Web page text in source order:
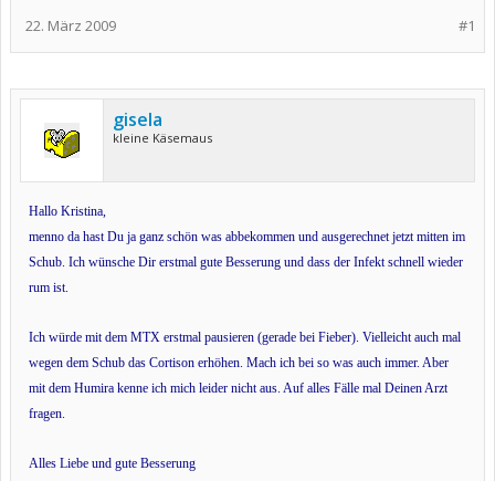
#1
22. März 2009
gisela
kleine Käsemaus
Hallo Kristina,
menno da hast Du ja ganz schön was abbekommen und ausgerechnet jetzt mitten im
Schub. Ich wünsche Dir erstmal gute Besserung und dass der Infekt schnell wieder
rum ist.
Ich würde mit dem MTX erstmal pausieren (gerade bei Fieber). Vielleicht auch mal
wegen dem Schub das Cortison erhöhen. Mach ich bei so was auch immer. Aber
mit dem Humira kenne ich mich leider nicht aus. Auf alles Fälle mal Deinen Arzt
fragen.
Alles Liebe und gute Besserung